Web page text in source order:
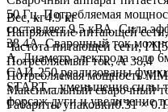
50 Гц. Потребляемая
составляет 9,5 кВА. Сила
38.4А. Сварочный ток можно
А. Диаметр электрода – до
САИ-250 реализованы
START – уменьшение силы
форсаж дуги и увеличение
Вес, кг4.9 кг
Напряжение питающей
Частота питающей сети, ГЦ
Потребляемый ток, А38,4
Потребляемая мощность
Максимальный сварочный
Габариты упаковки0.31 ×